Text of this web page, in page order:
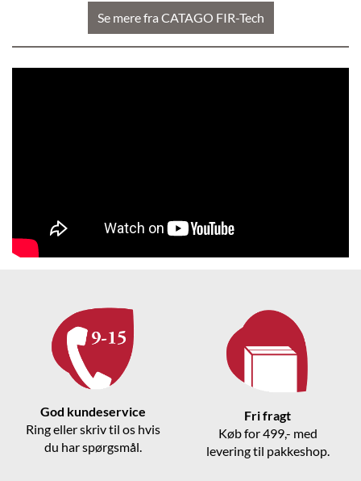
Se mere fra CATAGO FIR-Tech
God kundeservice
Ring eller skriv til os hvis
du har spørgsmål.
Fri fragt
Køb for 499,- med
levering til pakkeshop.